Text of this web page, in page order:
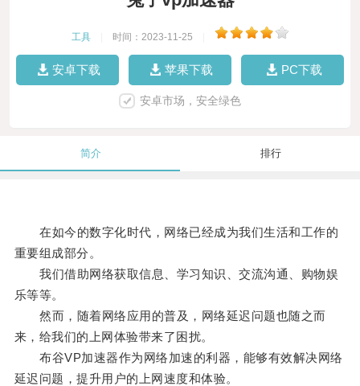
工具 时间：2023-11-25
安卓下载 苹果下载 PC下载
安卓市场，安全绿色
简介 排行
在如今的数字化时代，网络已经成为我们生活和工作的
重要组成部分。
我们借助网络获取信息、学习知识、交流沟通、购物娱
乐等等。
然而，随着网络应用的普及，网络延迟问题也随之而
来，给我们的上网体验带来了困扰。
布谷VP加速器作为网络加速的利器，能够有效解决网络
延迟问题，提升用户的上网速度和体验。